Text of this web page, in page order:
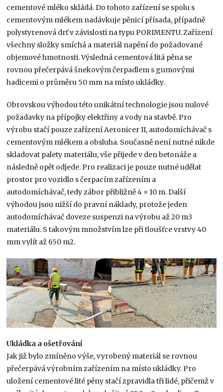
cementové mléko skládá. Do tohoto zařízení se spolu s
cementovým mlékem nadávkuje pěnicí přísada, případně
polystyrenová drť v závislosti na typu PORIMENTU. Zařízení
všechny složky smíchá a materiál napění do požadované
obje­mové hmotnosti. Výsledná cementová litá pěna se
rovnou přečerpává šnekovým čerpadlem s gu­movými
hadicemi o průměru 50 mm na místo ukládky.
Obrovskou výhodou této unikátní technolo­gie jsou nulové
požadavky na přípojky elektřiny a vody na stavbě. Pro
výrobu stačí pouze zaříze­ní Aeronicer II, autodomíchávač s
cementovým mlékem a obsluha. Současně není nutné nikde
skladovat palety materiálu, vše přijede v den betonáže a
následně opět odjede. Pro realizaci je pouze nutné udělat
prostor pro vozidlo s čer­pacím zařízením a
autodomíchávač, tedy zábor přibližně 4 × 10 m. Další
výhodou jsou nižší do­ pravní náklady, protože jeden
autodomíchávač doveze suspenzi na výrobu až 20 m3
materiálu. S takovým množstvím lze při tloušťce vrstvy 40
mm vylít až 650 m2.
Ukládka a ošetřování
Jak již bylo zmíněno výše, vyrobený materiál se rovnou
přečerpává výrobním zařízením na místo ukládky. Pro
uložení cementové lité pěny stačí zpravidla tři lidé, přičemž v